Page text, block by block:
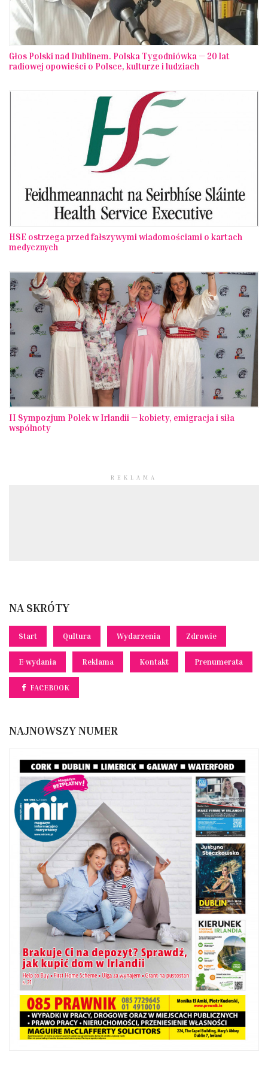
Głos Polski nad Dublinem. Polska Tygodniówka — 20 lat
radiowej opowieści o Polsce, kulturze i ludziach
HSE ostrzega przed fałszywymi wiadomościami o kartach
medycznych
II Sympozjum Polek w Irlandii — kobiety, emigracja i siła
wspólnoty
REKLAMA
NA SKRÓTY
Start Qultura Wydarzenia Zdrowie
E-wydania Reklama Kontakt Prenumerata
FACEBOOK
NAJNOWSZY NUMER